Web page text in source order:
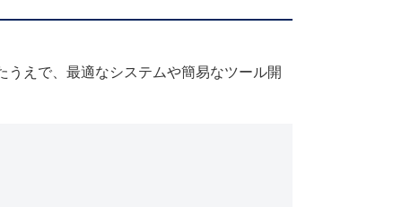
えで、最適なシステムや簡易なツール開